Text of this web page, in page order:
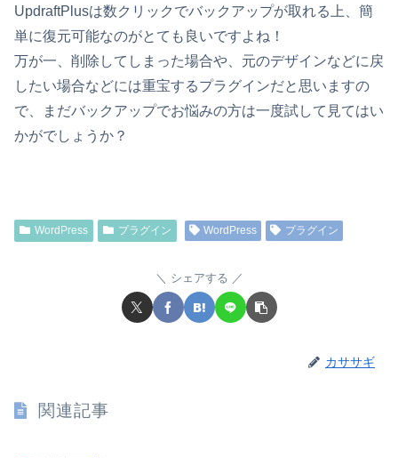
UpdraftPlusは数クリックでバックアップが取れる上、簡
単に復元可能なのがとても良いですよね！
万が一、削除してしまった場合や、元のデザインなどに戻
したい場合などには重宝するプラグインだと思いますの
で、まだバックアップでお悩みの方は一度試して見てはい
かがでしょうか？
WordPress プラグイン WordPress プラグイン
シェアする
カササギ
関連記事